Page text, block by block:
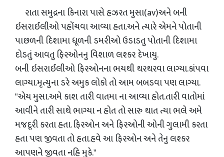
રાતા સમુદ્રના કિનારા પાસે હઝરત મુસા(av)અને બની
ઇસરાઈલીઓ પહોંચવા આવ્યા હતા.અને ત્યારે એમને પોતાની
પાછળની દિશામા ધૂળની ડમરીઓ ઉડાડતુ પોતાની દિશામા
દોડતું આવતુ ફિરઓનનુ વિશાળ લશ્કર દેખાયુ.
બની ઇસરાઈલીઓ ફિરઓનના ભયથી થરથરવા લાગ્યા.કાંપવા
લાગ્યા.મૃત્યુના ડરે અમુક લોકો તો આમ બબડવા પણ લાગ્યા.
"એય મુસા.અમે કાશ તારી વાતમા ના આવ્યા હોત.તારી વાતોમાં
આવીને તારી સાથે ભાગ્યા ન હોત તો સારુ થાત ત્યા ભલે અમે
મજદૂરી કરતા હતા. ફિરઓન અને ફિરઓની ઓની ગુલામી કરતા
હતા પણ જીવતા તો હતા.હવે આ ફિરઓન અને તેનુ લશ્કર
આપણને જીવતા નહિ મુકે."